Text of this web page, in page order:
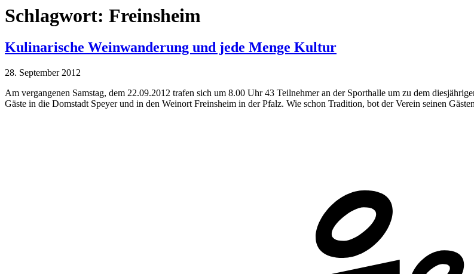
Schlagwort: Freinsheim
Kulinarische Weinwanderung und jede Menge Kultur
28. September 2012
Am vergangenen Samstag, dem 22.09.2012 trafen sich um 8.00 Uhr 43 Teilnehmer an der Sporthalle um zu dem
Gäste in die Domstadt Speyer und in den Weinort Freinsheim in der Pfalz. Wie schon Tradition, bot der Verein seinen